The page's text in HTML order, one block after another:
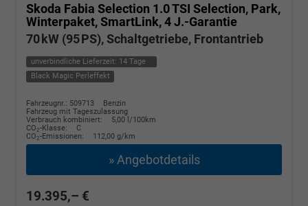
Skoda Fabia Selection 1.0 TSI Selection, Park,
Winterpaket, SmartLink, 4 J.-Garantie
70 kW (95 PS), Schaltgetriebe, Frontantrieb
unverbindliche Lieferzeit: 14 Tage
Black Magic Perleffekt
Fahrzeugnr.: 509713
Benzin
Fahrzeug mit Tageszulassung
Verbrauch kombiniert:
5,00 l/100km
CO2-Klasse:
C
CO2-Emissionen: 112,00 g/km
» Angebotdetails
19.395,– €